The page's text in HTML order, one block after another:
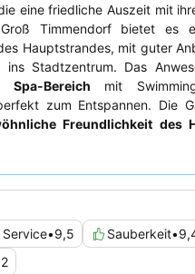
eine friedliche Auszeit mit
Timmendorf bietet es
Hauptstrandes, mit guter
ins Stadtzentrum. Das
Spa-Bereich mit
zum Entspannen. Die
Freundlichkeit des
ein wirklich ruhiges Erlebnis
Service•9,5 Sauberkeit•